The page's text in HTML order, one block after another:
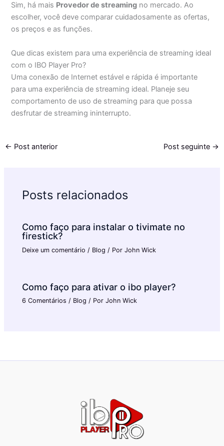
Sim, há mais Provedor de streaming no mercado. Ao
escolher, você deve comparar cuidadosamente as ofertas,
os preços e as funções.
Que dicas existem para uma experiência de streaming ideal
com o IBO Player Pro?
Uma conexão de Internet estável e rápida é importante
para uma experiência de streaming ideal. Planeje seu
comportamento de uso de streaming para que possa
desfrutar de streaming ininterrupto.
← Post anterior Post seguinte →
Posts relacionados
Como faço para instalar o tivimate no
firestick?
Deixe um comentário / Blog / PorJohn Wick
Como faço para ativar o ibo player?
6 Comentários / Blog / PorJohn Wick